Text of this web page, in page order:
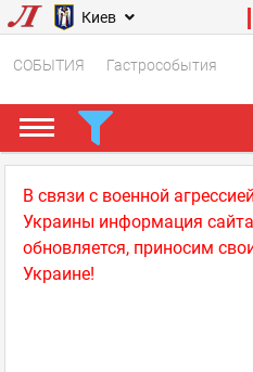
Киев
СОБЫТИЯ Гастрособытия
В связи с военной
Украины информация
обновляется, приносим
Украине!